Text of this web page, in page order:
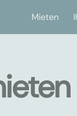
Mieten